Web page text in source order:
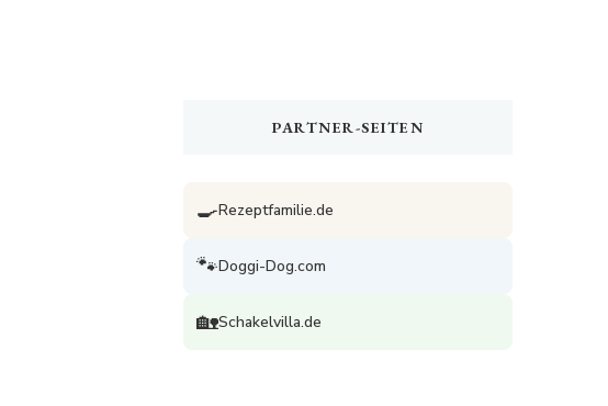
PARTNER-SEITEN
🍳Rezeptfamilie.de
🐾Doggi-Dog.com
🏡Schakelvilla.de